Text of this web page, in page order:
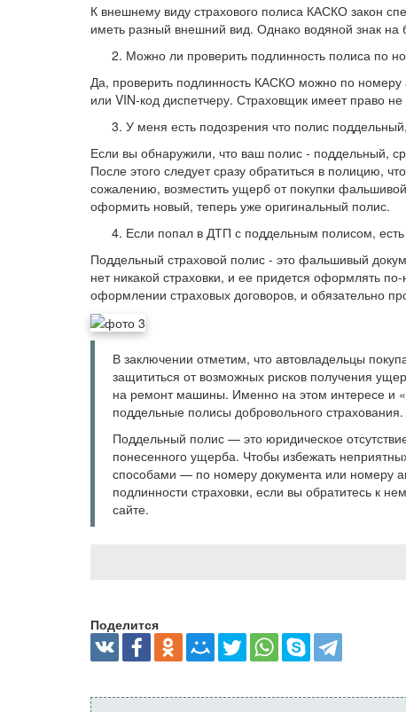
К внешнему виду страхового полиса КАСКО закон
иметь разный внешний вид. Однако водяной знак
Можно ли проверить подлинность полиса по
Да, проверить подлинность КАСКО можно по номеру
или VIN-код диспетчеру. Страховщик имеет право
У меня есть подозрения что полис
Если вы обнаружили, что ваш полис - поддельный,
После этого следует сразу обратиться в полицию,
сожалению, возместить ущерб от покупки
оформить новый, теперь уже оригинальный полис.
Если попал в ДТП с поддельным полисом,
Поддельный страховой полис - это фальшивый
нет никакой страховки, и ее придется оформлять
оформлении страховых договоров, и обязательно
В заключении отметим, что автовладельцы
защититься от возможных рисков получения
на ремонт машины. Именно на этом интересе и
поддельные полисы добровольного страхования.
Поддельный полис — это юридическое
понесенного ущерба. Чтобы избежать
способами — по номеру документа или номеру
подлинности страховки, если вы обратитесь к
сайте.
Поделится